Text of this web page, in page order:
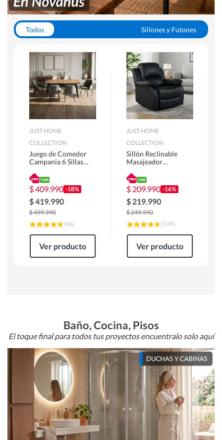
Todos
Sillones y Futones
Escritorios y Sillas PC
Racks y Muebles TV
Alfombras
JUST HOME
COLLECTION
Juego de Comedor
Campania 6 Sillas
180 x 90 x 76 cm
Café
$409.990 -18%
$419.990
$499.990
(46)
Ver producto
JUST HOME
COLLECTION
Sillón Reclinable
Masajeador
Atlanta 91x101x94
cm Negro
$ 209.990 -16%
$ 219.990
$249.990
(149)
Ver producto
Baño, Cocina, Pisos
El toque final para todos tus proyectos encuentralo solo aquí